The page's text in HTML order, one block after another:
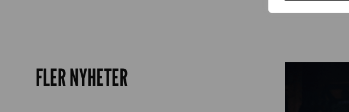
FLER NYHETER